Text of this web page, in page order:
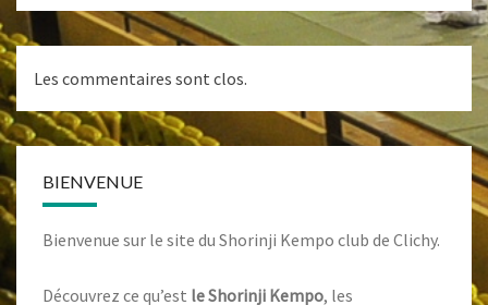
Les commentaires sont clos.
BIENVENUE
Bienvenue sur le site du Shorinji Kempo club de Clichy.
Découvrez ce qu’est le Shorinji Kempo, les